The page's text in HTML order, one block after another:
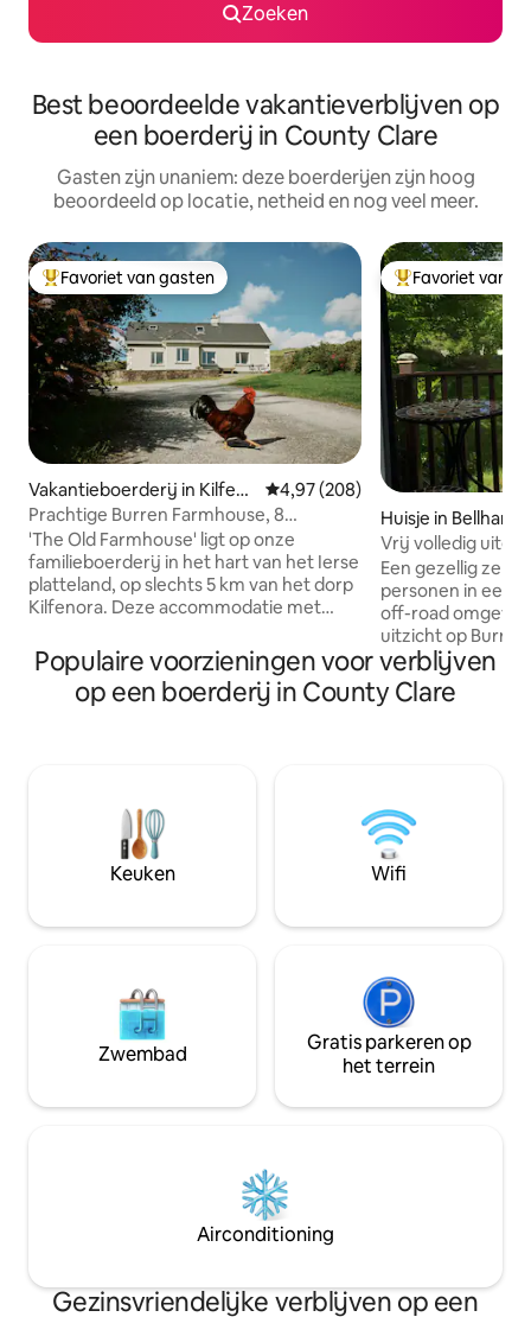
Zoeken
Best beoordeelde vakantieverblijven op
een boerderij in County Clare
Gasten zijn unaniem: deze boerderijen zijn hoog
beoordeeld op locatie, netheid en nog veel meer.
Topfavoriet van gasten
Favoriet van gasten
Vakantieboerderij in Kilfen
ora
Gemiddelde beoordeling van
4,97 (208)
Prachtige Burren Farmhouse, 8
slaapplaatsen
'The Old Farmhouse' ligt op onze
familieboerderij in het hart van het Ierse
platteland, op slechts 5 km van het dorp
Kilfenora. Deze accommodatie met
mensen die op zoek zijn naar rust en
stilte, maar ook voor gezinnen met
kinderen. Het gebied is vreedzaam en
kaart in het huisje. We kijken er naar uit
om je te zien! Martin & Marian Barry De
Burren Farm Cottages liggen aan de
rand van de wereldberoemde Burren-
is. Hier in de Burren beslaat de kale
kilometer. Grote rotsblokken zijn bijna
net zo plat en ongestoord als ze waren
toen ze werden gevormd in de warme
ondiepe zeeën van de Carboon oceaan
betekent niet onvruchtbaar; mensen
om je heen. De ongewone flora van de
Burren heeft in de loop der jaren grote
belangstelling en aandacht gekregen.
Zeldzame en spectaculaire planten
kalksteenregio. Ongebruikelijke vlinders
en motten voeden zich met de flora en
Topfavoriet van
Favoriet van
Huisje in
Vrij volledig
Burren-hideaway
Een gezellig
personen in een
off-road
uitzicht op
douche,
volledig
tot Galway,
bij de zee en
Moher en nog
plek om na een
terug te keren.
Populaire voorzieningen voor verblijven
op een boerderij in County Clare
Keuken Wifi
Zwembad
Gratis parkeren op
het terrein
Airconditioning
Gezinsvriendelijke verblijven op een